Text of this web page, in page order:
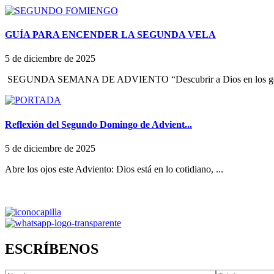
GUÍA PARA ENCENDER LA SEGUNDA VELA
5 de diciembre de 2025
SEGUNDA SEMANA DE ADVIENTO “Descubrir a Dios en los
Reflexión del Segundo Domingo de Advient...
5 de diciembre de 2025
Abre los ojos este Adviento: Dios está en lo cotidiano, ...
ESCRÍBENOS